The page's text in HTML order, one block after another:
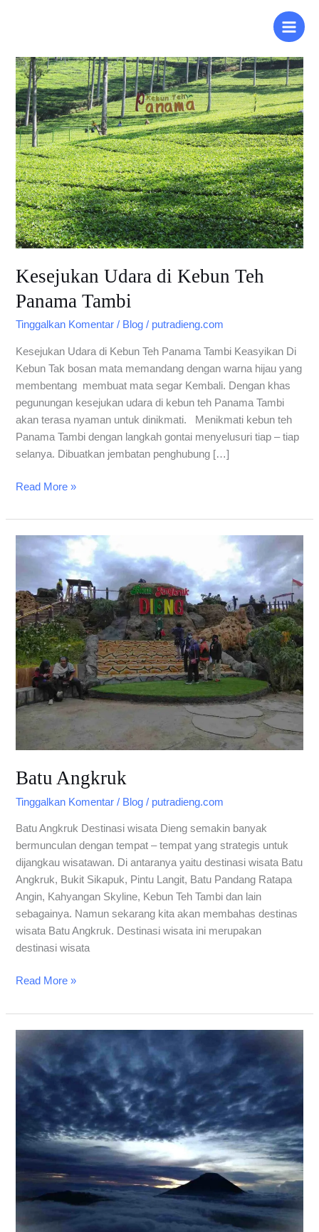
Kesejukan Udara di Kebun Teh
Panama Tambi
Tinggalkan Komentar / Blog / putradieng.com
Kesejukan Udara di Kebun Teh Panama Tambi Keasyikan Di
Kebun Tak bosan mata memandang dengan warna hijau yang
membentang membuat mata segar Kembali. Dengan khas
pegunungan kesejukan udara di kebun teh Panama Tambi
akan terasa nyaman untuk dinikmati. Menikmati kebun teh
Panama Tambi dengan langkah gontai menyelusuri tiap – tiap
selanya. Dibuatkan jembatan penghubung […]
Kesejukan
Udara
di
Kebun
Teh
Panama
Tambi
Read More »
Batu Angkruk
Tinggalkan Komentar / Blog / putradieng.com
Batu Angkruk Destinasi wisata Dieng semakin banyak
bermunculan dengan tempat – tempat yang strategis untuk
dijangkau wisatawan. Di antaranya yaitu destinasi wisata Batu
Angkruk, Bukit Sikapuk, Pintu Langit, Batu Pandang Ratapa
Angin, Kahyangan Skyline, Kebun Teh Tambi dan lain
sebagainya. Namun sekarang kita akan membahas destinas
wisata Batu Angkruk. Destinasi wisata ini merupakan
destinasi wisata
Angkruk
Read More »
Langit
Dieng